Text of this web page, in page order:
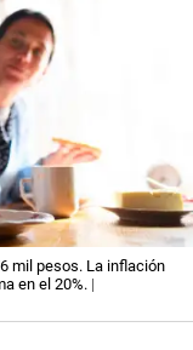
mil pesos. La inflación
en el 20%. |